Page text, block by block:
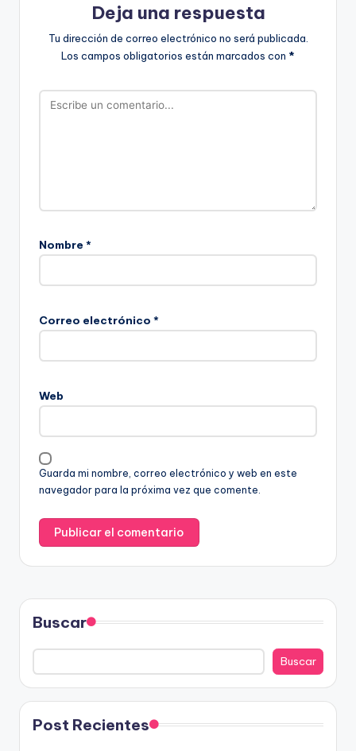
Deja una respuesta
Tu dirección de correo electrónico no será publicada.
Los campos obligatorios están marcados con *
Nombre *
Correo electrónico *
Web
Guarda mi nombre, correo electrónico y web en este
navegador para la próxima vez que comente.
Buscar
Buscar
Post Recientes